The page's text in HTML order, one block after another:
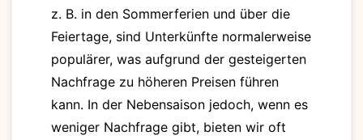
z. B. in den Sommerferien und über die
Feiertage, sind Unterkünfte normalerweise
populärer, was aufgrund der gesteigerten
Nachfrage zu höheren Preisen führen
kann. In der Nebensaison jedoch, wenn es
weniger Nachfrage gibt, bieten wir oft